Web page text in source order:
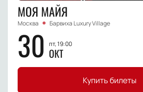
МОЯ МАЙЯ
Москва Барвиха Luxury Village
30 пт, 19:00
ОКТ
Купить билеты